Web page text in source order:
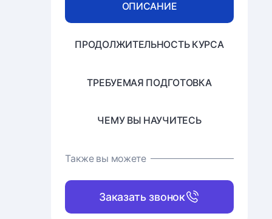
ОПИСАНИЕ
ПРОДОЛЖИТЕЛЬНОСТЬ КУРСА
ТРЕБУЕМАЯ ПОДГОТОВКА
ЧЕМУ ВЫ НАУЧИТЕСЬ
Также вы можете
Заказать звонок